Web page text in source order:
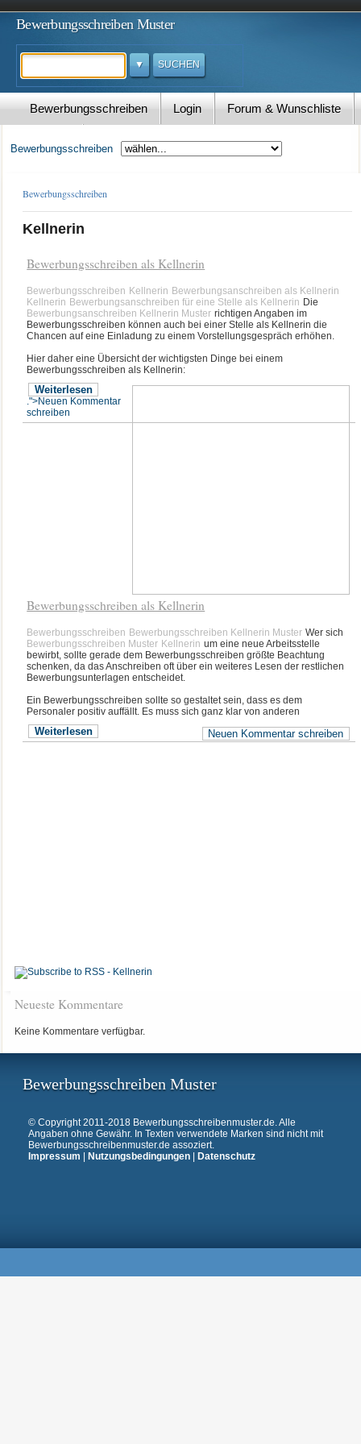
Bewerbungsschreiben Muster
Suchen
Bewerbungsschreiben Login Forum & Wunschliste
Bewerbungsschreiben
Bewerbungsschreiben
Kellnerin
Bewerbungsschreiben als Kellnerin
Bewerbungsschreiben Kellnerin Bewerbungsanschreiben als Kellnerin
Kellnerin Bewerbungsanschreiben für eine Stelle als Kellnerin
Bewerbungsanschreiben Kellnerin Muster
Die
richtigen Angaben im
Bewerbungsschreiben können auch bei einer Stelle als Kellnerin die
Chancen auf eine Einladung zu einem Vorstellungsgespräch erhöhen.
Hier daher eine Übersicht der wichtigsten Dinge bei einem
Bewerbungsschreiben als Kellnerin:
Weiterlesen
.">Neuen Kommentar
schreiben
Bewerbungsschreiben als Kellnerin
Bewerbungsschreiben Bewerbungsschreiben Kellnerin Muster
Bewerbungsschreiben Muster Kellnerin
Wer sich
um eine neue Arbeitsstelle
bewirbt, sollte gerade dem Bewerbungsschreiben größte Beachtung
schenken, da das Anschreiben oft über ein weiteres Lesen der restlichen
Bewerbungsunterlagen entscheidet.
Ein Bewerbungsschreiben sollte so gestaltet sein, dass es dem
Personaler positiv auffällt. Es muss sich ganz klar von anderen
Weiterlesen Neuen Kommentar schreiben
Neueste Kommentare
Keine Kommentare verfügbar.
Bewerbungsschreiben Muster
© Copyright 2011-2018 Bewerbungsschreibenmuster.de. Alle
Angaben ohne Gewähr. In Texten verwendete Marken sind nicht mit
Bewerbungsschreibenmuster.de assoziert.
Impressum
Nutzungsbedingungen Datenschutz